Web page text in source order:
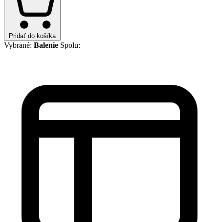
Pridať do košíka
Vybrané: Balenie Spolu: